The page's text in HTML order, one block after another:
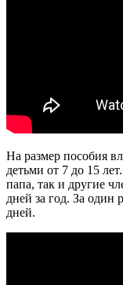
На размер пособия
детьми от 7 до 15
папа, так и другие
дней за год. За
дней.